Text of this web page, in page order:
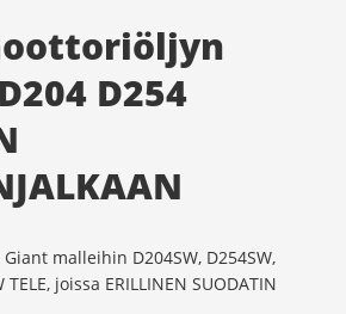
D254
malleihin D204SW, D254SW,
TELE, joissa ERILLINEN SUODATIN